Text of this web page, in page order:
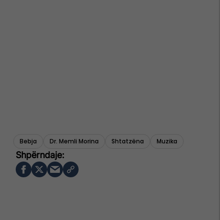
Bebja Dr. Memli Morina Shtatzëna Muzika